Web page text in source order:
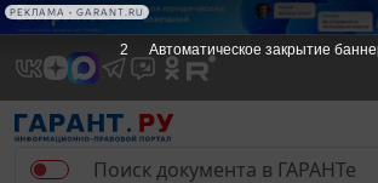
2 Автоматическое закрытие
РЕКЛАМА • GARANT.RU